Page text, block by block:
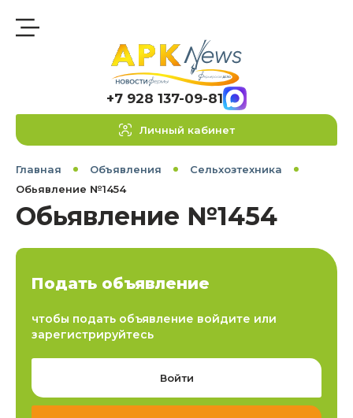
+7 928 137-09-81
Личный кабинет
Главная Объявления
Сельхозтехника
Обьявление №1454
Обьявление №1454
Подать объявление
чтобы подать объявление войдите или
зарегистрируйтесь
Войти